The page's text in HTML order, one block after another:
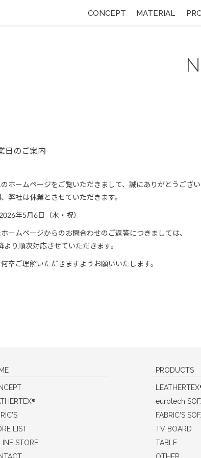
CONCEPT MATERIAL
日のご案内
ホームページをご覧いただきまして、誠にありがとうござい
弊社は休業とさせていただきます。
年5月6日（水・祝）
ームページからのお問合わせのご返答につきましては、
り順次対応させていただきます。
卒ご理解いただきますようお願いいたします。
®
LIST
STORE
PRODUCTS
LEATHERTEX
eurotech
FABRIC'S
TV BOARD
TABLE